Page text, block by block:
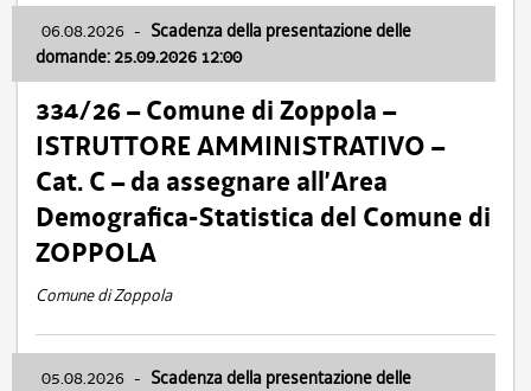
06.08.2026 - Scadenza della presentazione delle
domande: 25.09.2026 12:00
334/26 – Comune di Zoppola –
ISTRUTTORE AMMINISTRATIVO –
Cat. C – da assegnare all’Area
Demografica-Statistica del Comune di
ZOPPOLA
Comune di Zoppola
05.08.2026 - Scadenza della presentazione delle